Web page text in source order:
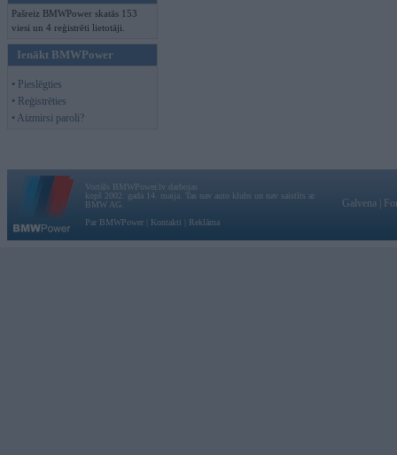
Pašreiz BMWPower skatās 153
viesi un 4 reģistrēti lietotāji.
Ienākt BMWPower
• Pieslēgties
• Reģistrēties
• Aizmirsi paroli?
Vortāls BMWPower.lv darbojas
kopš 2002. gada 14. maija. Tas nav auto klubs un nav saistīts ar
BMW AG.
Par BMWPower
Kontakti Reklāma
Galvena